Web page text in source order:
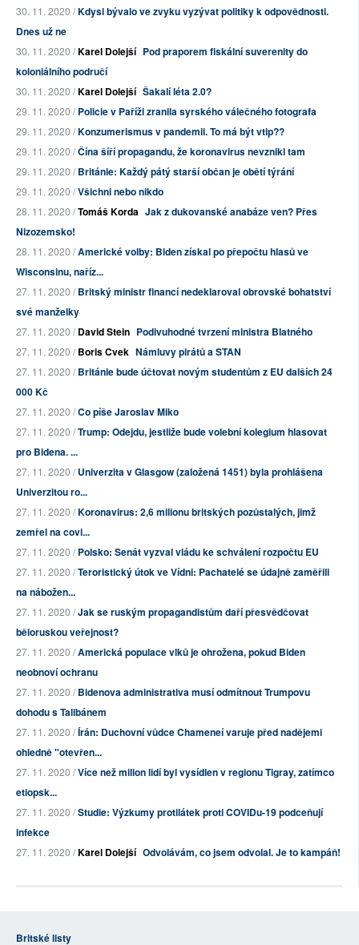
30. 11. 2020 /Kdysi bývalo ve zvyku vyzývat politiky k odpovědnosti.
Dnes už ne
30. 11. 2020 /Karel Dolejší Pod praporem fiskální suverenity do
koloniálního područí
30. 11. 2020 /Karel Dolejší Šakalí léta 2.0?
29. 11. 2020 /Policie v Paříži zranila syrského válečného fotografa
29. 11. 2020 /Konzumerismus v pandemii. To má být vtip??
29. 11. 2020 /Čína šíří propagandu, že koronavirus nevznikl tam
29. 11. 2020 /Británie: Každý pátý starší občan je obětí týrání
29. 11. 2020 /Všichni nebo nikdo
28. 11. 2020 /Tomáš Korda Jak z dukovanské anabáze ven? Přes
Nizozemsko!
28. 11. 2020 /Americké volby: Biden získal po přepočtu hlasů ve
Wisconsinu, naříz...
27. 11. 2020 /Britský ministr financí nedeklaroval obrovské bohatství
své manželky
27. 11. 2020 /David Stein Podivuhodné tvrzení ministra Blatného
27. 11. 2020 /Boris Cvek Námluvy pirátů a STAN
27. 11. 2020 /Británie bude účtovat novým studentům z EU dalších 24
000 Kč
27. 11. 2020 /Co píše Jaroslav Miko
27. 11. 2020 /Trump: Odejdu, jestliže bude volební kolegium hlasovat
pro Bidena. ...
27. 11. 2020 /Univerzita v Glasgow (založená 1451) byla prohlášena
Univerzitou ro...
27. 11. 2020 /Koronavirus: 2,6 milionu britských pozůstalých, jimž
zemřel na covi...
27. 11. 2020 /Polsko: Senát vyzval vládu ke schválení rozpočtu EU
27. 11. 2020 /Teroristický útok ve Vídni: Pachatelé se údajně zaměřili
na nábožen...
27. 11. 2020 /Jak se ruským propagandistům daří přesvědčovat
běloruskou veřejnost?
27. 11. 2020 /Americká populace vlků je ohrožena, pokud Biden
neobnoví ochranu
27. 11. 2020 /Bidenova administrativa musí odmítnout Trumpovu
dohodu s Talibánem
27. 11. 2020 /Írán: Duchovní vůdce Chameneí varuje před nadějemi
ohledně "otevřen...
27. 11. 2020 /Více než milion lidí byl vysídlen v regionu Tigray, zatímco
etiopsk...
27. 11. 2020 /Studie: Výzkumy protilátek proti COVIDu-19 podceňují
infekce
27. 11. 2020 /Karel Dolejší Odvolávám, co jsem odvolal. Je to kampáň!
Britské listy